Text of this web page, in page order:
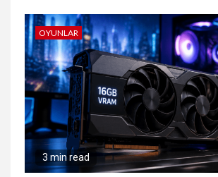
OYUNLAR
3 min read